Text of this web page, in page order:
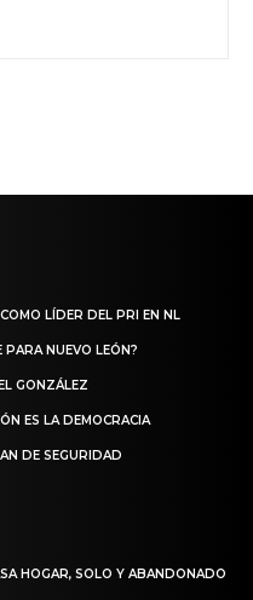
LÍDER DEL PRI EN NL
PARA NUEVO LEÓN?
GONZÁLEZ
ES LA DEMOCRACIA
DE SEGURIDAD
HOGAR, SOLO Y ABANDONADO